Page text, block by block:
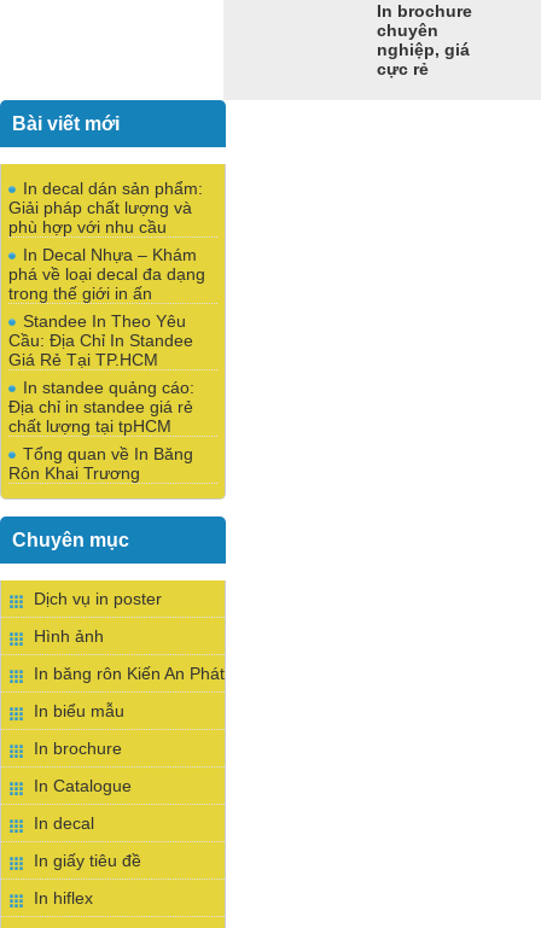
In brochure
chuyên
nghiệp, giá
cực rẻ
Bài viết mới
In decal dán sản phẩm:
Giải pháp chất lượng và
phù hợp với nhu cầu
In Decal Nhựa – Khám
phá về loại decal đa dạng
trong thế giới in ấn
Standee In Theo Yêu
Cầu: Địa Chỉ In Standee
Giá Rẻ Tại TP.HCM
In standee quảng cáo:
Địa chỉ in standee giá rẻ
chất lượng tại tpHCM
Tổng quan về In Băng
Rôn Khai Trương
Chuyên mục
Dịch vụ in poster
Hình ảnh
In băng rôn Kiến An Phát
In biểu mẫu
In brochure
In Catalogue
In decal
In giấy tiêu đề
In hiflex